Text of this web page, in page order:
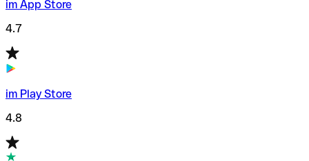
im App Store
4.7
im Play Store
4.8